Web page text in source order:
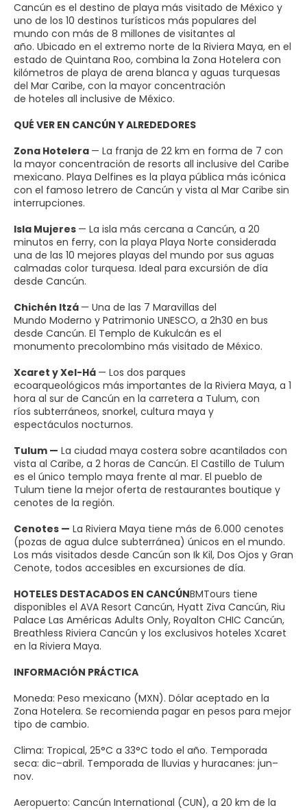
Cancún es el destino de playa más visitado de México y
uno de los 10 destinos turísticos más populares del
mundo con más de 8 millones de visitantes al
año. Ubicado en el extremo norte de la Riviera Maya, en el
estado de Quintana Roo, combina la Zona Hotelera con
kilómetros de playa de arena blanca y aguas turquesas
del Mar Caribe, con la mayor concentración
de hoteles all inclusive de México.
QUÉ VER EN CANCÚN Y ALREDEDORES
Zona Hotelera — La franja de 22 km en forma de 7 con
la mayor concentración de resorts all inclusive del Caribe
mexicano. Playa Delfines es la playa pública más icónica
con el famoso letrero de Cancún y vista al Mar Caribe sin
interrupciones.
Isla Mujeres — La isla más cercana a Cancún, a 20
minutos en ferry, con la playa Playa Norte considerada
una de las 10 mejores playas del mundo por sus aguas
calmadas color turquesa. Ideal para excursión de día
desde Cancún.
Chichén Itzá — Una de las 7 Maravillas del
Mundo Moderno y Patrimonio UNESCO, a 2h30 en bus
desde Cancún. El Templo de Kukulcán es el
monumento precolombino más visitado de México.
Xcaret y Xel-Há — Los dos parques
ecoarqueológicos más importantes de la Riviera Maya, a 1
hora al sur de Cancún en la carretera a Tulum, con
ríos subterráneos, snorkel, cultura maya y
espectáculos nocturnos.
Tulum — La ciudad maya costera sobre acantilados con
vista al Caribe, a 2 horas de Cancún. El Castillo de Tulum
es el único templo maya frente al mar. El pueblo de
Tulum tiene la mejor oferta de restaurantes boutique y
cenotes de la región.
Cenotes — La Riviera Maya tiene más de 6.000 cenotes
(pozas de agua dulce subterránea) únicos en el mundo.
Los más visitados desde Cancún son Ik Kil, Dos Ojos y Gran
Cenote, todos accesibles en excursiones de día.
HOTELES DESTACADOS EN CANCÚNBMTours tiene
disponibles el AVA Resort Cancún, Hyatt Ziva Cancún, Riu
Palace Las Américas Adults Only, Royalton CHIC Cancún,
Breathless Riviera Cancún y los exclusivos hoteles Xcaret
en la Riviera Maya.
INFORMACIÓN PRÁCTICA
Moneda: Peso mexicano (MXN). Dólar aceptado en la
Zona Hotelera. Se recomienda pagar en pesos para mejor
tipo de cambio.
Clima: Tropical, 25°C a 33°C todo el año. Temporada
seca: dic–abril. Temporada de lluvias y huracanes: jun–
nov.
Aeropuerto: Cancún International (CUN), a 20 km de la